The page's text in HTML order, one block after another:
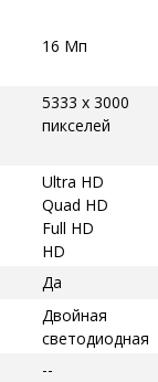
16 Мп
5333 x 3000
пикселей
Ultra HD
Quad HD
Full HD
HD
Да
Двойная
светодиодная
--